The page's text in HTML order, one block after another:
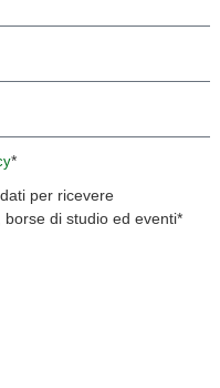
*
per ricevere
di studio ed eventi*